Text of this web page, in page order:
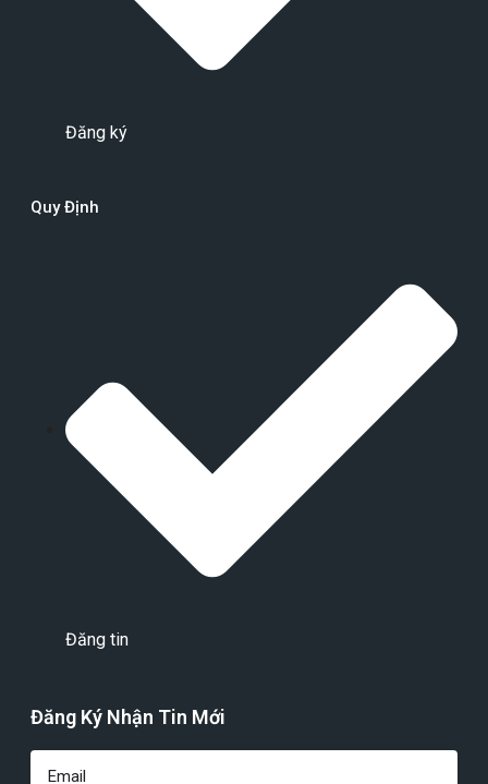
Đăng ký
Quy Định
Đăng tin
Đăng Ký Nhận Tin Mới